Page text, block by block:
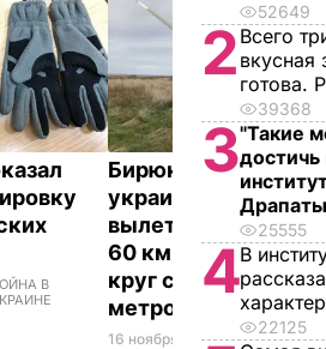
В
Бирюков: Новая
украинская ракета
вылетает, пролетает
60 км и поражает
круг с радиусом в
метров
16 ноября,
ВОЙНА В
52649
2 Всего
вкусная
готова.
39368
3"Такие
25555
4В
22125